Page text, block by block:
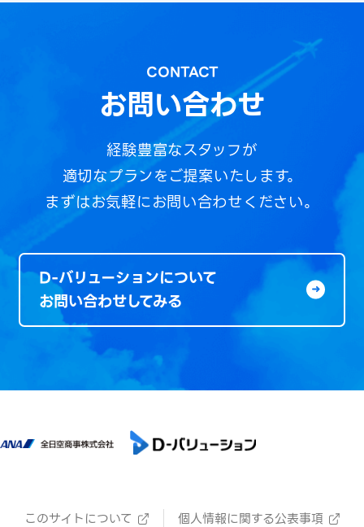
CONTACT
お問い合わせ
経験豊富なスタッフが
適切なプランをご提案いたします。
まずはお気軽にお問い合わせください。
D-バリューションについて
お問い合わせしてみる
このサイトについて 個人情報に関する公表事項